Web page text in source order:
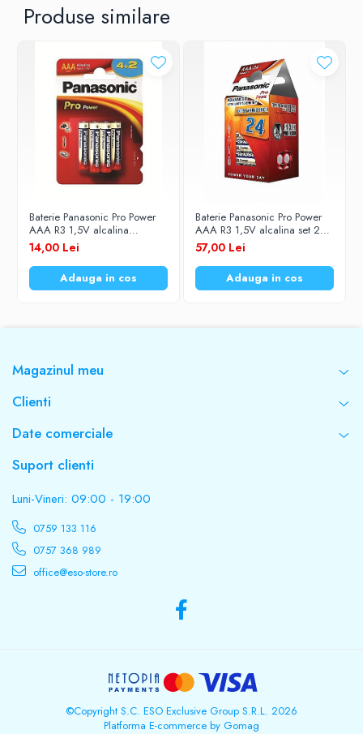
Produse similare
Baterie Panasonic Pro Power
AAA R3 1,5V alcalina
LR03PPG/6BP set 6 buc.
14,00 Lei
Adauga in cos
Baterie Panasonic Pro Power
AAA R3 1,5V alcalina set 24
buc. LR03PPG/24CD
57,00 Lei
Adauga in cos
Magazinul meu
Clienti
Date comerciale
Suport clienti
Luni-Vineri: 09:00 - 19:00
0759 133 116
0757 368 989
office@eso-store.ro
©Copyright S.C. ESO Exclusive Group S.R.L. 2026
Platforma E-commerce by Gomag